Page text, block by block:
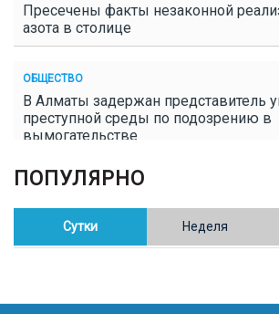
Пресечены факты незаконной
азота в столице
ОБЩЕСТВО
В Алматы задержан представитель
преступной среды по подозрению в
вымогательстве
ОБЩЕСТВО
Полицейские пресекли незаконное
конопли в Таразе
ПОПУЛЯРНО
Сутки Неделя